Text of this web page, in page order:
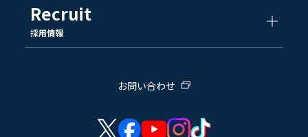
Recruit
採用情報
お問い合わせ